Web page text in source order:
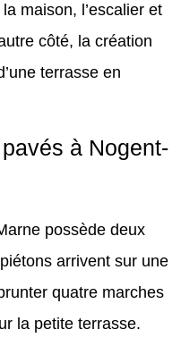
maison, l’escalier et
côté, la création
terrasse en
à Nogent-
possède deux
arrivent sur une
quatre marches
la petite terrasse.